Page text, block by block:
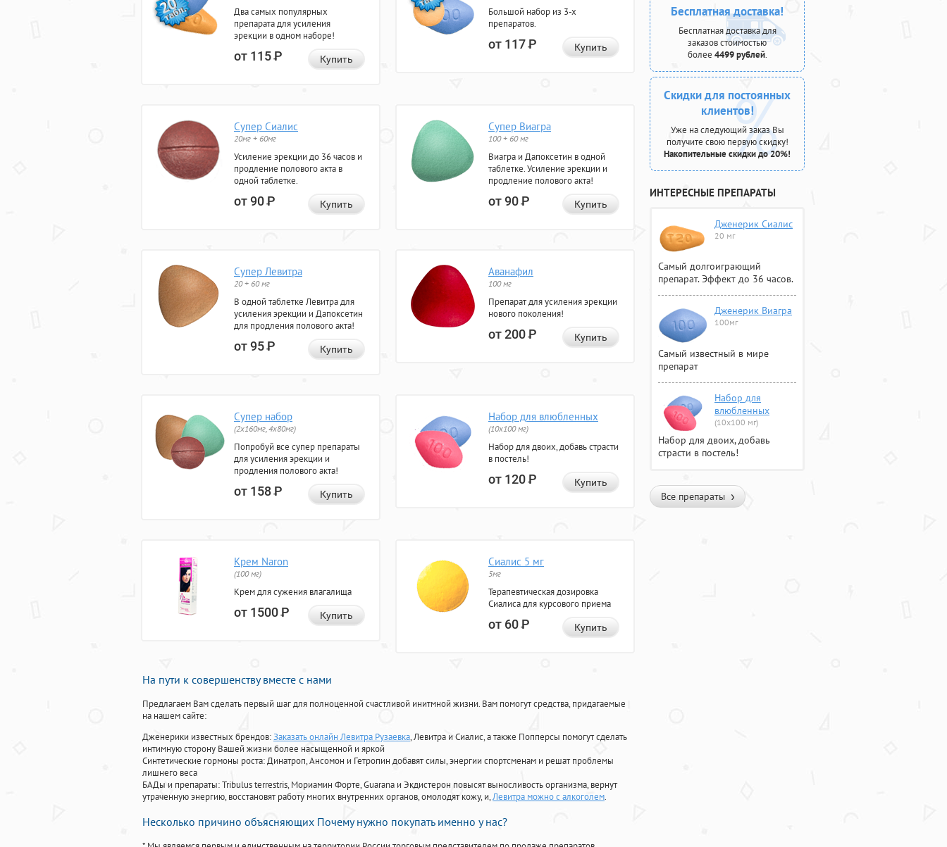
Два самых популярных
препарата для усиления
эрекции в одном наборе!
от 115Р Купить
Большой набор из 3-х
препаратов.
от 117Р Купить
Супер Сиалис
20мг + 60мг
Усиление эрекции до 36 часов и
продление полового акта в
одной таблетке.
от 90Р Купить
Супер Виагра
100 + 60 мг
Виагра и Дапоксетин в одной
таблетке. Усиление эрекции и
продление полового акта!
от 90Р Купить
Супер Левитра
20 + 60 мг
В одной таблетке Левитра для
усиления эрекции и Дапоксетин
для продления полового акта!
от 95Р Купить
Аванафил
100 мг
Препарат для усиления эрекции
нового поколения!
от 200Р Купить
Супер набор
(2х160мг, 4х80мг)
Попробуй все супер препараты
для усиления эрекции и
продления полового акта!
от 158Р Купить
Набор для влюбленных
(10х100 мг)
Набор для двоих, добавь страсти
в постель!
от 120Р Купить
Крем Naron
(100 мг)
Крем для сужения влагалища
от 1500Р Купить
Сиалис 5 мг
5мг
Терапевтическая дозировка
Сиалиса для курсового приема
от 60Р Купить
На пути к совершенству вместе с нами
Предлагаем Вам сделать первый шаг для полноценной счастливой инитмной жизни. Вам помогут средства, придагаемые
на нашем сайте:
Дженерики известных брендов:Заказать онлайн Левитра Рузаевка, Левитра и Сиалис, а также Попперсы помогут сделать
интимную сторону Вашей жизни более насыщенной и яркой
Синтетические гормоны роста: Динатроп, Ансомон и Гетропин добавят силы, энергии спортсменам и решат проблемы
лишнего веса
БАДы и препараты:Tribulus terrestris, Мориамин Форте, Guarana и Экдистерон повысят выносливость организма, вернут
утраченную энергию, восстановят работу многих внутренних органов, омолодят кожу, и,Левитра можно с алкоголем.
Несколько причино объясняющих Почему нужно покупать именно у нас?
Бесплатная доставка!
Бесплатная доставка для
заказов стоимостью
более 4499 рублей.
Скидки для постоянных
клиентов!
Уже на следующий заказ Вы
получите свою первую скидку!
Накопительные скидки до 20%!
ИНТЕРЕСНЫЕ ПРЕПАРАТЫ
Дженерик Сиалис
20 мг
Самый долгоиграющий
препарат. Эффект до 36 часов.
Дженерик Виагра
100мг
Самый известный в мире
препарат
Набор для
влюбленных
(10х100 мг)
Набор для двоих, добавь
страсти в постель!
Все препараты